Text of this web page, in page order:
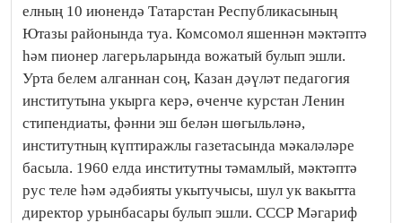
елның 10 июнендә Татарстан Республикасының
Ютазы районында туа. Комсомол яшеннән мәктәптә
һәм пионер лагерьларында вожатый булып эшли.
Урта белем алганнан соң, Казан дәүләт педагогия
институтына укырга керә, өченче курстан Ленин
стипендиаты, фәнни эш белән шөгыльләнә,
институтның күптиражлы газетасында мәкаләләре
басыла. 1960 елда институтны тәмамлый, мәктәптә
рус теле һәм әдәбияты укытучысы, шул ук вакытта
директор урынбасары булып эшли. СССР Мәгариф